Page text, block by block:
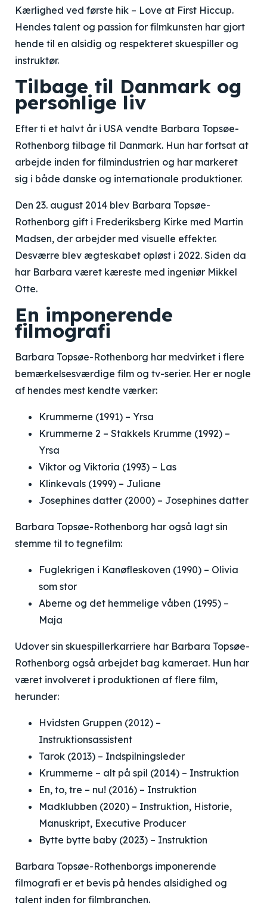
Kærlighed ved første hik – Love at First Hiccup.
Hendes talent og passion for filmkunsten har gjort
hende til en alsidig og respekteret skuespiller og
instruktør.
Tilbage til Danmark og
personlige liv
Efter ti et halvt år i USA vendte Barbara Topsøe-
Rothenborg tilbage til Danmark. Hun har fortsat at
arbejde inden for filmindustrien og har markeret
sig i både danske og internationale produktioner.
Den 23. august 2014 blev Barbara Topsøe-
Rothenborg gift i Frederiksberg Kirke med Martin
Madsen, der arbejder med visuelle effekter.
Desværre blev ægteskabet opløst i 2022. Siden da
har Barbara været kæreste med ingeniør Mikkel
Otte.
En imponerende
filmografi
Barbara Topsøe-Rothenborg har medvirket i flere
bemærkelsesværdige film og tv-serier. Her er nogle
af hendes mest kendte værker:
Krummerne (1991) – Yrsa
Krummerne 2 – Stakkels Krumme (1992) –
Yrsa
Viktor og Viktoria (1993) – Las
Klinkevals (1999) – Juliane
Josephines datter (2000) – Josephines datter
Barbara Topsøe-Rothenborg har også lagt sin
stemme til to tegnefilm:
Fuglekrigen i Kanøfleskoven (1990) – Olivia
som stor
Aberne og det hemmelige våben (1995) –
Maja
Udover sin skuespillerkarriere har Barbara Topsøe-
Rothenborg også arbejdet bag kameraet. Hun har
været involveret i produktionen af flere film,
herunder:
Hvidsten Gruppen (2012) –
Instruktionsassistent
Tarok (2013) – Indspilningsleder
Krummerne – alt på spil (2014) – Instruktion
En, to, tre – nu! (2016) – Instruktion
Madklubben (2020) – Instruktion, Historie,
Manuskript, Executive Producer
Bytte bytte baby (2023) – Instruktion
Barbara Topsøe-Rothenborgs imponerende
filmografi er et bevis på hendes alsidighed og
talent inden for filmbranchen.